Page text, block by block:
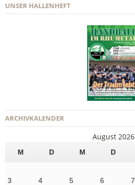
UNSER HALLENHEFT
ARCHIVKALENDER
August 2026
M D M D
3
4 5 6 7